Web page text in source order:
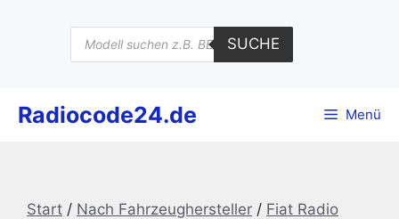
Products
search
SUCHE
Radiocode24.de Menü
Start / Nach Fahrzeughersteller / Fiat Radio